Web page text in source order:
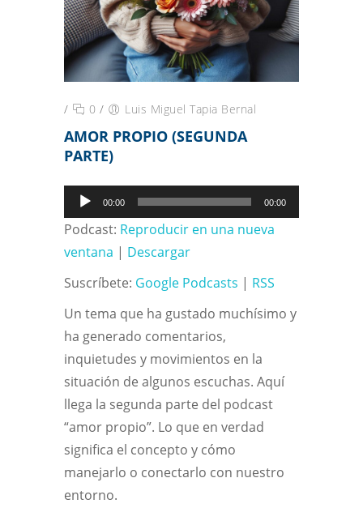
/ 0 / Luis Miguel Tapia Bernal
AMOR PROPIO (SEGUNDA
PARTE)
Reproductor
de
00:00 00:00
Podcast: Reproducir en una nueva
ventana | Descargar
Suscríbete: Google Podcasts | RSS
Un tema que ha gustado muchísimo y
ha generado comentarios,
inquietudes y movimientos en la
situación de algunos escuchas. Aquí
llega la segunda parte del podcast
“amor propio”. Lo que en verdad
significa el concepto y cómo
manejarlo o conectarlo con nuestro
entorno.